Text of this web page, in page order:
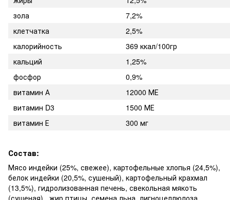
зола
7,2%
клетчатка
2,5%
калорийность
369 ккал/100гр
кальций
1,25%
фосфор
0,9%
витамин А
12000 МЕ
витамин D3
1500 МЕ
витамин Е
300 мг
Состав:
Мясо индейки (25%, свежее), картофельные хлопья (24,5%),
белок индейки (20,5%, сушеный), картофельный крахмал
(13,5%), гидролизованная печень, свекольная мякоть
(сушеная) , жир птицы, семена льна, лигноцеллюлоза,